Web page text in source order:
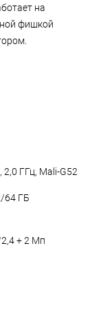
на
фишкой
ГГц, Mali-G52
64 ГБ
+ 2 Мп